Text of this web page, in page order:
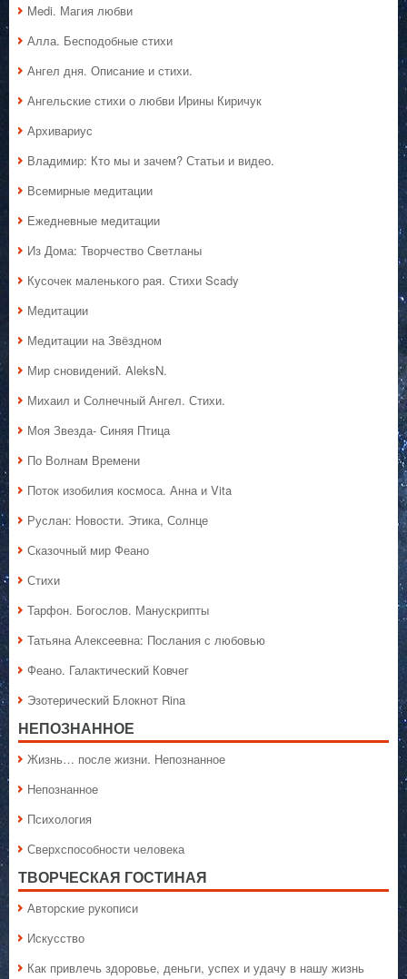
Medi. Магия любви
Алла. Бесподобные стихи
Ангел дня. Описание и стихи.
Ангельские стихи о любви Ирины Киричук
Архивариус
Владимир: Кто мы и зачем? Статьи и видео.
Всемирные медитации
Ежедневные медитации
Из Дома: Творчество Светланы
Кусочек маленького рая. Стихи Scady
Медитации
Медитации на Звёздном
Мир сновидений. AleksN.
Михаил и Солнечный Ангел. Стихи.
Моя Звезда- Синяя Птица
По Волнам Времени
Поток изобилия космоса. Анна и Vita
Руслан: Новости. Этика, Солнце
Сказочный мир Феано
Стихи
Тарфон. Богослов. Манускрипты
Татьяна Алексеевна: Послания с любовью
Феано. Галактический Ковчег
Эзотерический Блокнот Rina
НЕПОЗНАННОЕ
Жизнь… после жизни. Непознанное
Непознанное
Психология
Сверхспособности человека
ТВОРЧЕСКАЯ ГОСТИНАЯ
Авторские рукописи
Искусство
Как привлечь здоровье, деньги, успех и удачу в нашу жизнь